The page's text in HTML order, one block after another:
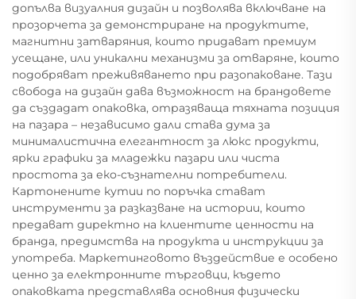
допълва визуалния дизайн и позволява включване на
прозорчета за демонстриране на продуктите,
магнитни затваряния, които придават премиум
усещане, или уникални механизми за отваряне, които
подобряват преживяването при разопаковане. Тази
свобода на дизайн дава възможност на брандовете
да създадат опаковка, отразяваща тяхната позиция
на пазара – независимо дали става дума за
минималистична елегантност за люкс продукти,
ярки графики за младежки пазари или чиста
простота за еко-съзнателни потребители.
Картонените кутии по поръчка стават
инструменти за разказване на истории, които
предават директно на клиентите ценности на
бранда, предимства на продукта и инструкции за
употреба. Маркетинговото въздействие е особено
ценно за електронните търговци, където
опаковката представлява основния физически